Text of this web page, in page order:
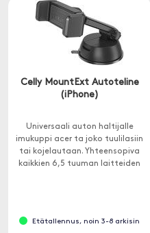
Celly MountExt Autoteline
(iPhone)
Universaali auton haltijalle
imukuppi acer ta joko tuulilasiin
tai kojelautaan. Yhteensopiva
kaikkien 6,5 tuuman laitteiden
Etätallennus, noin 3-8 arkisin